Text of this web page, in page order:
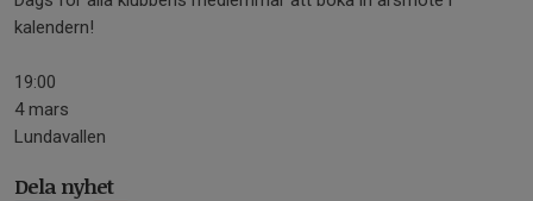
kalendern!
19:00
4 mars
Lundavallen
Dela nyhet